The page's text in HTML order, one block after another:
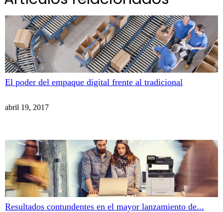
El poder del empaque digital frente al tradicional
abril 19, 2017
Resultados contundentes en el mayor lanzamiento de...